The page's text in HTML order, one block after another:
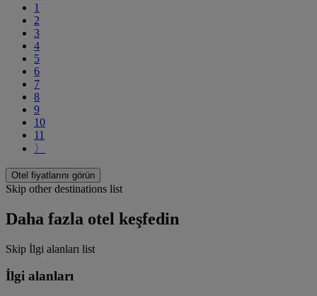
1
2
3
4
5
6
7
8
9
10
11
〉
Otel fiyatlarını görün
Skip other destinations list
Daha fazla otel keşfedin
Skip İlgi alanları list
İlgi alanları